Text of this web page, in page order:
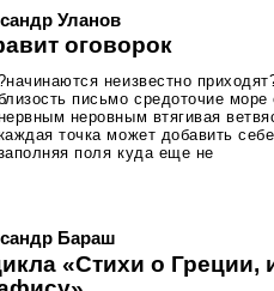
Уланов
оговорок
неизвестно
письмо средоточие море
неровным втягивая
точка может добавить себе
поля куда еще не
Бараш
«Стихи о